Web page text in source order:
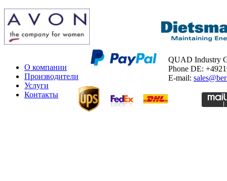
О компании
Производители
Услуги
Контакты
QUAD Industry
Phone DE:
E-mail: